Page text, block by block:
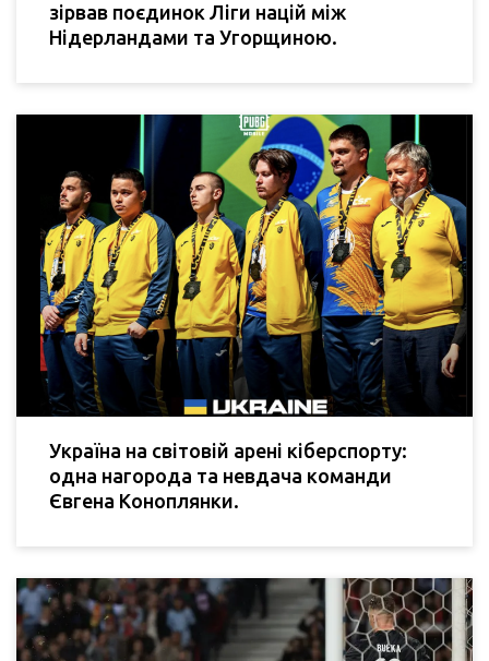
зірвав поєдинок Ліги націй між
Нідерландами та Угорщиною.
Україна на світовій арені кіберспорту:
одна нагорода та невдача команди
Євгена Коноплянки.